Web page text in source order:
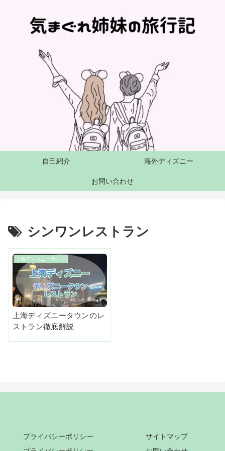
自己紹介 海外ディズニー
お問い合わせ
シンワンレストラン
上海ディズニーランド
上海ディズニータウンのレ
ストラン徹底解説
プライバシーポリシー
サイトマップ